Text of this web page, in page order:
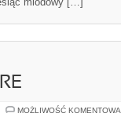
MOŻLIWOŚĆ